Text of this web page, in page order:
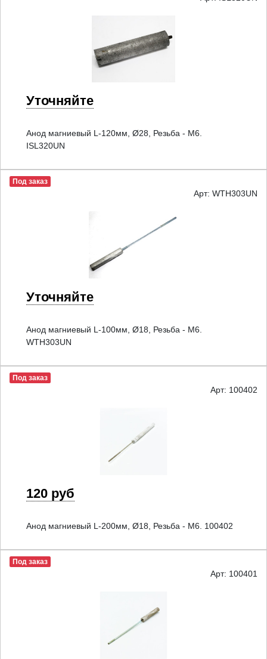
Уточняйте
Анод магниевый L-120мм, Ø28, Резьба - M6.
ISL320UN
Под заказ
Арт: WTH303UN
Уточняйте
Анод магниевый L-100мм, Ø18, Резьба - M6.
WTH303UN
Под заказ
Арт: 100402
120 руб
Анод магниевый L-200мм, Ø18, Резьба - M6. 100402
Под заказ
Арт: 100401